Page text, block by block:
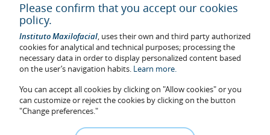
Last update: 2023
Health center authorisation number: E08646940
The information featured in this website does not replace but
Please confirm that you accept our cookies
policy.
Instituto Maxilofacial, uses their own and third party authorized
cookies for analytical and technical purposes; processing the
necessary data in order to display personalized content based
on the user’s navigation habits. Learn more.
You can accept all cookies by clicking on "Allow cookies" or you
can customize or reject the cookies by clicking on the button
"Change preferences."